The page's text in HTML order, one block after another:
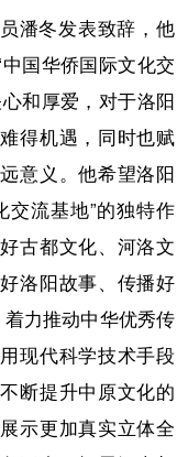
潘冬发表致辞，他
国华侨国际文化交
和厚爱，对于洛阳
得机遇，同时也赋
意义。他希望洛阳
交流基地”的独特作
古都文化、河洛文
洛阳故事、传播好
力推动中华优秀传
现代科学技术手段
断提升中原文化的
示更加真实立体全